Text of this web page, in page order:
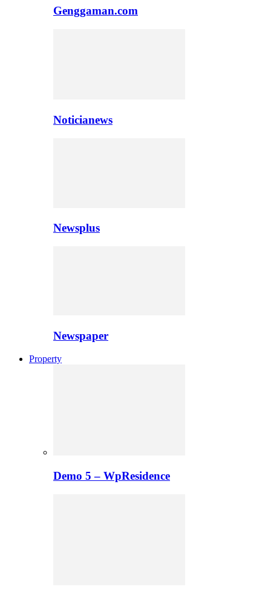
Genggaman.com
Noticianews
Newsplus
Newspaper
Property
Demo 5 – WpResidence